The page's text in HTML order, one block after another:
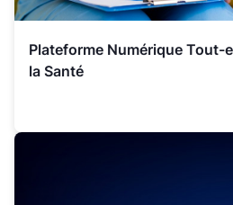
Plateforme Numérique Tout-
la Santé